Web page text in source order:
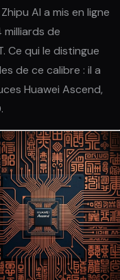
AI a mis en ligne
de
Ce qui le distingue
de ce calibre : il a
Huawei Ascend,